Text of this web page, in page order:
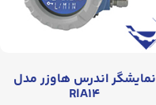
نمایشگر اندرس هاوزر مدل
RIA۱۴